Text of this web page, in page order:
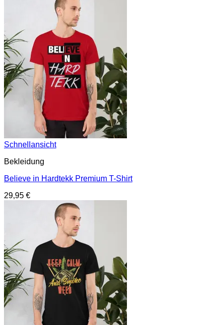
Schnellansicht
Bekleidung
Believe in Hardtekk Premium T-Shirt
29,95 €